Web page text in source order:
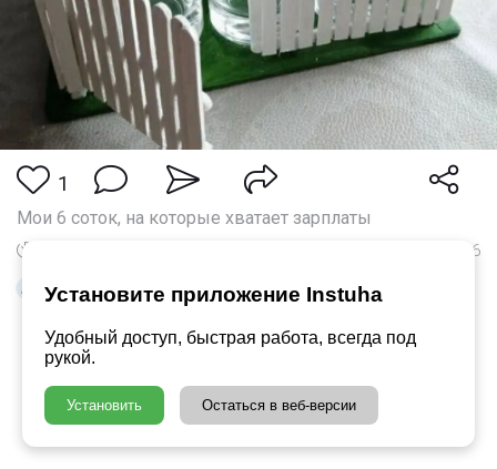
Установите приложение Instuha
Удобный доступ, быстрая работа, всегда под
рукой.
Установить Остаться в веб-версии
1
Мои 6 соток, на которые хватает зарплаты
846
ПонравилосьLubok